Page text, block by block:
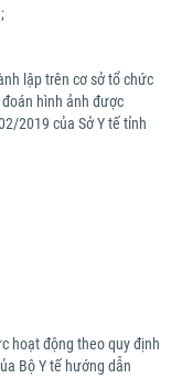
lập trên cơ sở tổ chức
hình ảnh được
2019 của Sở Y tế tỉnh
hoạt động theo quy định
Bộ Y tế hướng dẫn